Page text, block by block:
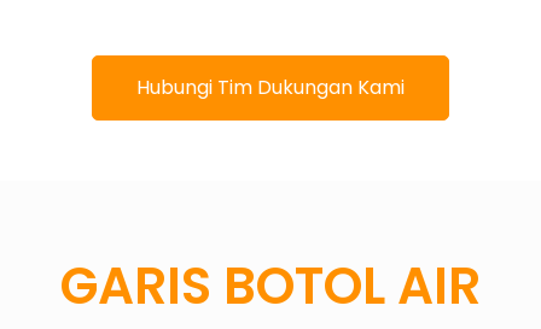
Hubungi Tim Dukungan Kami
GARIS BOTOL AIR